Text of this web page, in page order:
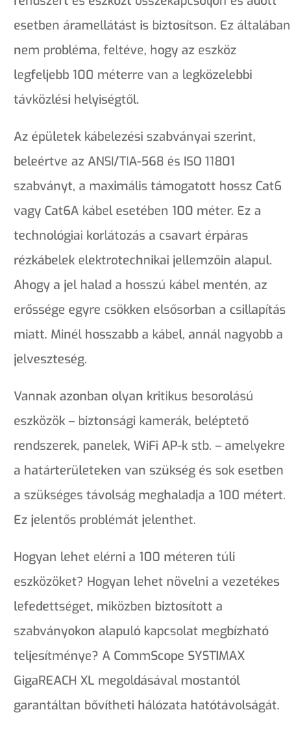
esetben áramellátást is biztosítson. Ez általában
nem probléma, feltéve, hogy az eszköz
legfeljebb 100 méterre van a legközelebbi
távközlési helyiségtől.
Az épületek kábelezési szabványai szerint,
beleértve az ANSI/TIA-568 és ISO 11801
szabványt, a maximális támogatott hossz Cat6
vagy Cat6A kábel esetében 100 méter. Ez a
technológiai korlátozás a csavart érpáras
rézkábelek elektrotechnikai jellemzőin alapul.
Ahogy a jel halad a hosszú kábel mentén, az
erőssége egyre csökken elsősorban a csillapítás
miatt. Minél hosszabb a kábel, annál nagyobb a
jelveszteség.
Vannak azonban olyan kritikus besorolású
eszközök – biztonsági kamerák, beléptető
rendszerek, panelek, WiFi AP-k stb. – amelyekre
a határterületeken van szükség és sok esetben
a szükséges távolság meghaladja a 100 métert.
Ez jelentős problémát jelenthet.
Hogyan lehet elérni a 100 méteren túli
eszközöket? Hogyan lehet növelni a vezetékes
lefedettséget, miközben biztosított a
szabványokon alapuló kapcsolat megbízható
teljesítménye? A CommScope SYSTIMAX
GigaREACH XL megoldásával mostantól
garantáltan bővítheti hálózata hatótávolságát.